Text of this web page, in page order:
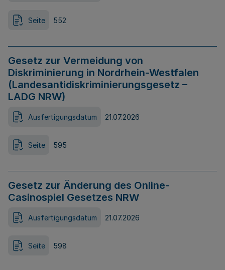
Seite 552
Gesetz zur Vermeidung von
Diskriminierung in Nordrhein-Westfalen
(Landesantidiskriminierungsgesetz –
LADG NRW)
Ausfertigungsdatum 21.07.2026
Seite 595
Gesetz zur Änderung des Online-
Casinospiel Gesetzes NRW
Ausfertigungsdatum 21.07.2026
Seite 598